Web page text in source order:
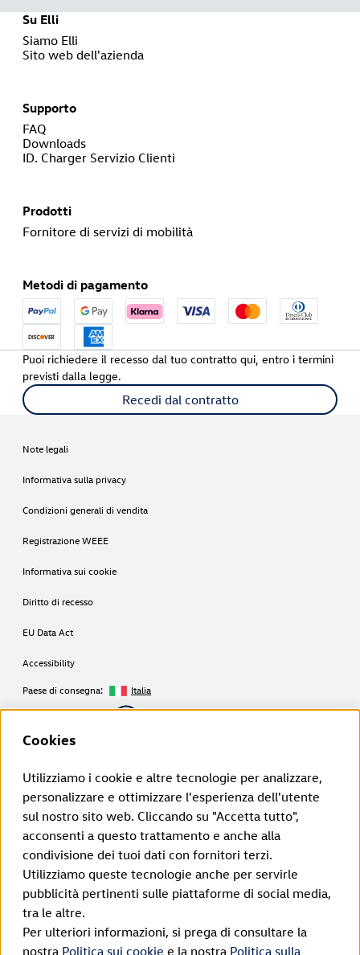
Su Elli
Siamo Elli
Sito web dell'azienda
Supporto
FAQ
Downloads
ID. Charger Servizio Clienti
Prodotti
Fornitore di servizi di mobilità
Metodi di pagamento
Puoi richiedere il recesso dal tuo contratto qui, entro i termini
previsti dalla legge.
Recedi dal contratto
Note legali
Informativa sulla privacy
Condizioni generali di vendita
Registrazione WEEE
Informativa sui cookie
Diritto di recesso
EU Data Act
Accessibility
Paese di consegna: Italia
Disclaimer Volkswagen Group Charging GmbH
¹ LTE
ID. Charger (1ª generazione a partire dal 2020):
La funcionalidad LTE solo puede utilizarse en los Estados miembros de la
UE, así como en el Reino Unido, Suiza y Noruega.
ID. Charger 2 (2ª generazione a partire dal 2024):
La funcionalidad LTE solo puede utilizarse en los Estados miembros de la
UE, así como en el Reino Unido, Suiza, Liechtenstein, Islandia y Noruega.
² Ricarica intelligente
Le funzioni di ricarica intelligente sono per ora disponibili collegando
l'app del veicolo e l'app Elli Smart Charging. In futuro, le funzioni di
ricarica intelligente saranno integrate direttamente nell'app del marchio.
Cookies
Utilizziamo i cookie e altre tecnologie per analizzare,
personalizzare e ottimizzare l'esperienza dell'utente
sul nostro sito web. Cliccando su "Accetta tutto",
acconsenti a questo trattamento e anche alla
condivisione dei tuoi dati con fornitori terzi.
Utilizziamo queste tecnologie anche per servirle
pubblicità pertinenti sulle piattaforme di social media,
tra le altre.
Per ulteriori informazioni, si prega di consultare la
nostra Politica sui cookie e la nostra Politica sulla